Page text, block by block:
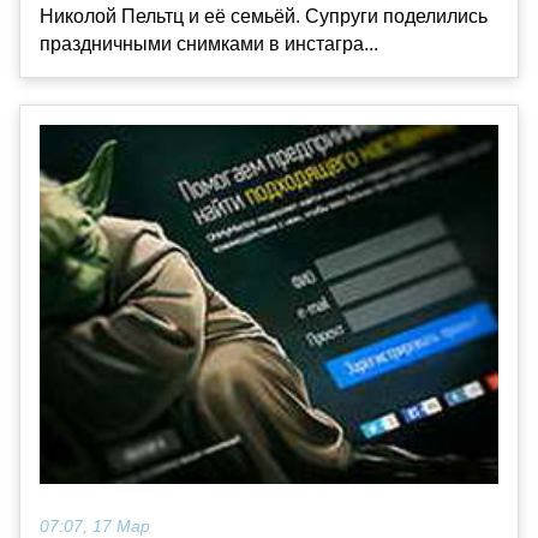
Николой Пельтц и её семьёй. Супруги поделились
праздничными снимками в инстагра...
07:07, 17 Мар